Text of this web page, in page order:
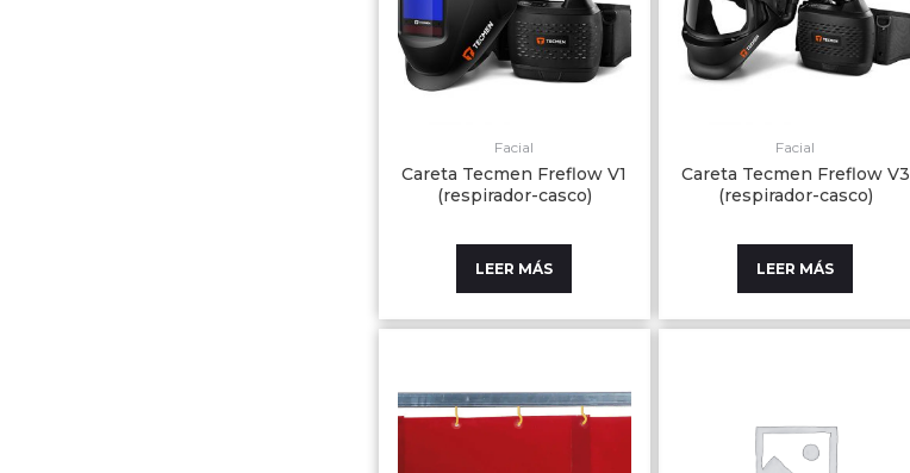
Facial
Careta Tecmen Freflow V1
(respirador-casco)
LEER MÁS
Facial
Careta Tecmen Freflow V3
(respirador-casco)
LEER MÁS